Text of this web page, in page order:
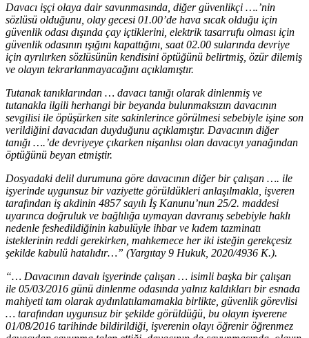
Davacı işçi olaya dair savunmasında, diğer güvenlikçi ….’nin
sözlüsü olduğunu, olay gecesi 01.00’de hava sıcak olduğu için
güvenlik odası dışında çay içtiklerini, elektrik tasarrufu olması için
güvenlik odasının ışığını kapattığını, saat 02.00 sularında devriye
için ayrılırken sözlüsünün kendisini öptüğünü belirtmiş, özür dilemiş
ve olayın tekrarlanmayacağını açıklamıştır.
Tutanak tanıklarından … davacı tanığı olarak dinlenmiş ve
tutanakla ilgili herhangi bir beyanda bulunmaksızın davacının
sevgilisi ile öpüşürken site sakinlerince görülmesi sebebiyle işine son
verildiğini davacıdan duyduğunu açıklamıştır. Davacının diğer
tanığı ….’de devriyeye çıkarken nişanlısı olan davacıyı yanağından
öptüğünü beyan etmiştir.
Dosyadaki delil durumuna göre davacının diğer bir çalışan …. ile
işyerinde uygunsuz bir vaziyette görüldükleri anlaşılmakla, işveren
tarafından iş akdinin 4857 sayılı İş Kanunu’nun 25/2. maddesi
uyarınca doğruluk ve bağlılığa uymayan davranış sebebiyle haklı
nedenle feshedildiğinin kabulüyle ihbar ve kıdem tazminatı
isteklerinin reddi gerekirken, mahkemece her iki isteğin gerekçesiz
şekilde kabulü hatalıdır…” (Yargıtay 9 Hukuk, 2020/4936 K.).
“… Davacının davalı işyerinde çalışan … isimli başka bir çalışan
ile 05/03/2016 günü dinlenme odasında yalnız kaldıkları bir esnada
mahiyeti tam olarak aydınlatılamamakla birlikte, güvenlik görevlisi
… tarafından uygunsuz bir şekilde görüldüğü, bu olayın işverene
01/08/2016 tarihinde bildirildiği, işverenin olayı öğrenir öğrenmez